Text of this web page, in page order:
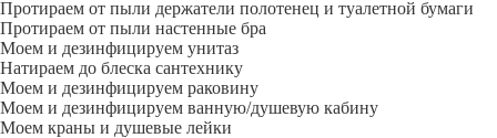
Протираем от пыли держатели полотенец и туалетной бумаги
Протираем от пыли настенные бра
Моем и дезинфицируем унитаз
Натираем до блеска сантехнику
Моем и дезинфицируем раковину
Моем и дезинфицируем ванную/душевую кабину
Моем краны и душевые лейки